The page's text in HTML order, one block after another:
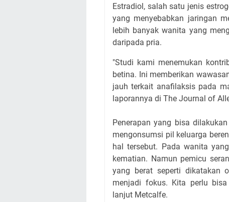
Estradiol, salah satu jenis
yang menyebabkan jaringan
lebih banyak wanita yang
daripada pria.
"Studi kami menemukan
betina. Ini memberikan
jauh terkait anafilaksis pada
laporannya di The Journal of
Penerapan yang bisa
mengonsumsi pil keluarga
hal tersebut. Pada wanita
kematian. Namun pemicu
yang berat seperti dikatakan
menjadi fokus. Kita perlu bisa
lanjut Metcalfe.